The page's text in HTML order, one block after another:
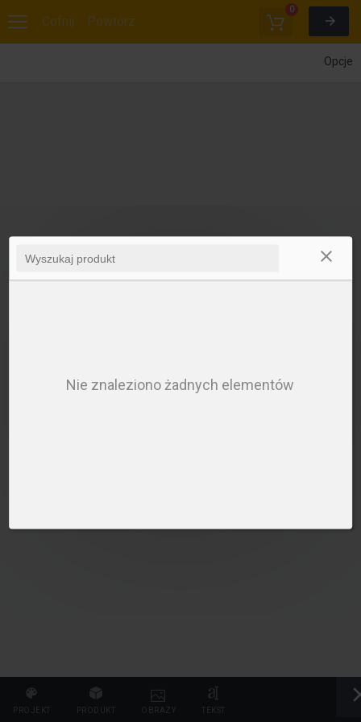
Cofnij Powtórz
0
PROJEKT PRODUKT OBRAZY TEKST
Opcje
Nie znaleziono żadnych elementów